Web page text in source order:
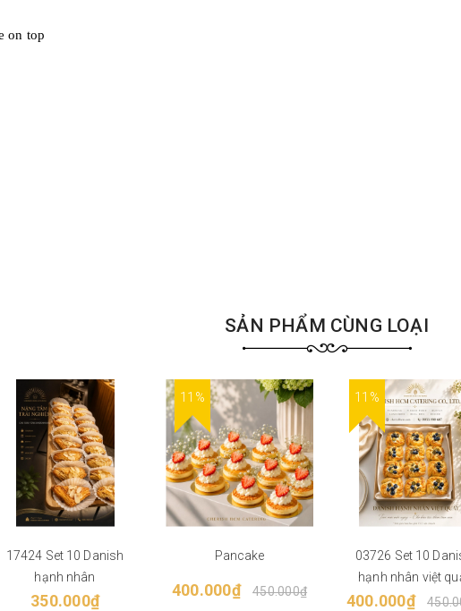
on top
SẢN PHẨM CÙNG LOẠI
17424 Set 10 Danish
hạnh nhân
350.000₫
11%
Pancake
400.000₫ 450.000₫
11%
03726 Set 10
hạnh nhân việt
400.000₫